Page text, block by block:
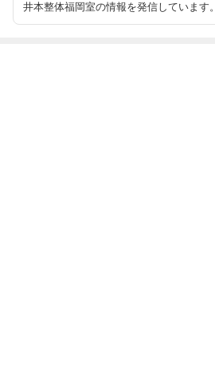
井本整体福岡室の情報を発信しています。